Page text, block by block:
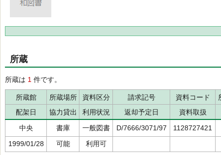
所蔵
所蔵は 1 件です。
所蔵館 所蔵場所 資料区分 請求記号 資料コード
配架日
協力貸出 利用状況 返却予定日
資料取扱
中央
書庫 一般図書 D/7666/3071/97
1128727421
1999/01/28
可能 利用可